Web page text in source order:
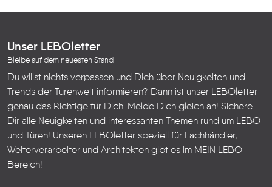
Unser LEBOletter
Bleibe auf dem neuesten Stand
Du willst nichts verpassen und Dich über Neuigkeiten und
Trends der Türenwelt informieren? Dann ist unser LEBOletter
genau das Richtige für Dich. Melde Dich gleich an! Sichere
Dir alle Neuigkeiten und interessanten Themen rund um LEBO
und Türen! Unseren LEBOletter speziell für Fachhändler,
Weiterverarbeiter und Architekten gibt es im MEIN LEBO
Bereich!